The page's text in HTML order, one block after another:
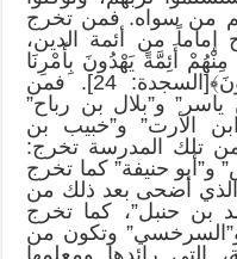
من سواه. فمن تخرج
إماماً من أئمة الدين،
أَئِمَّةً يَهْدُونَ بِأَمْرِنَا
لَمَّا صَبَرُوا وَكَانُوا بِآيَاتِنَا يُوقِنُونَ﴾[السجدة: 24]. فمن
و”بلال بن رباح”
الأرت” و”خبيب بن
تلك المدرسة تخرج:
و”أبو حنيفة” كما تخرج
أضحى بعد ذلك من
بن حنبل”، كما تخرج
و”السرخسي” وتكون من
التي رائدها ومعلمها